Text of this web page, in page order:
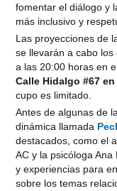
fomentar el diálogo y
más inclusivo y
Las proyecciones de
se llevarán a cabo
a las 20:00 horas en
Calle Hidalgo #67 en
cupo es limitado.
Antes de algunas de
dinámica llamada
destacados, como el
AC y la psicóloga
y experiencias para
sobre los temas